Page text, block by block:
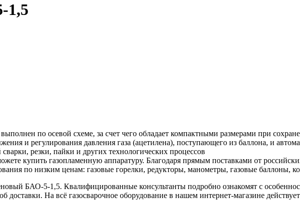
1,5
по осевой схеме, за счет чего обладает компактными размерами при
и регулирования давления газа (ацетилена), поступающего из баллона, и
резки, пайки и других технологических процессов
купить газопламенную аппаратуру. Благодаря прямым поставками от
по низким ценам: газовые горелки, редукторы, манометры, газовые баллоны,
БАО-5-1,5. Квалифицированные консультанты подробно ознакомят с
доставки. На всё газосварочное оборудование в нашем интернет-магазине